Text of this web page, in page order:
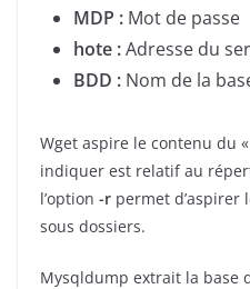
MDP : Mot de passe
hote :Adresse du
BDD : Nom de la
Wget aspire le contenu du
indiquer est relatif au
l’option -r permet d’aspirer
sous dossiers.
Mysqldump extrait la base